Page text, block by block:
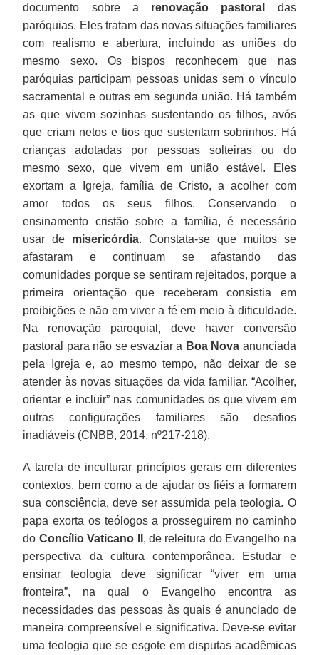
documento sobre a renovação pastoral
das
paróquias. Eles tratam das novas situações familiares
com realismo e abertura, incluindo as uniões do
mesmo sexo. Os bispos reconhecem que nas
paróquias participam pessoas unidas sem o vínculo
sacramental e outras em segunda união. Há também
as que vivem sozinhas sustentando os filhos, avós
que criam netos e tios que sustentam sobrinhos. Há
crianças adotadas por pessoas solteiras ou do
mesmo sexo, que vivem em união estável. Eles
exortam a Igreja, família de Cristo, a acolher com
amor todos os seus filhos. Conservando o
ensinamento cristão sobre a família, é necessário
usar de misericórdia. Constata-se que muitos se
afastaram e continuam se afastando das
comunidades porque se sentiram rejeitados, porque a
primeira orientação que receberam consistia em
proibições e não em viver a fé em meio à dificuldade.
Na renovação paroquial, deve haver conversão
pastoral para não se esvaziar a Boa Nova anunciada
pela Igreja e, ao mesmo tempo, não deixar de se
atender às novas situações da vida familiar. “Acolher,
orientar e incluir” nas comunidades os que vivem em
outras configurações familiares são desafios
inadiáveis (CNBB, 2014, nº217-218).
A tarefa de inculturar princípios gerais em diferentes
contextos, bem como a de ajudar os fiéis a formarem
sua consciência, deve ser assumida pela teologia. O
papa exorta os teólogos a prosseguirem no caminho
do Concílio Vaticano II , de releitura do Evangelho na
perspectiva da cultura contemporânea. Estudar e
ensinar teologia deve significar “viver em uma
fronteira”, na qual o Evangelho encontra as
necessidades das pessoas às quais é anunciado de
maneira compreensível e significativa. Deve-se evitar
uma teologia que se esgote em disputas acadêmicas